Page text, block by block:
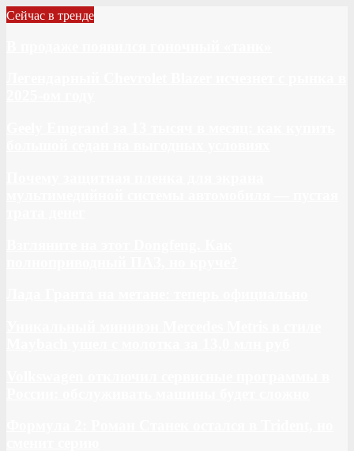
Сейчас в тренде